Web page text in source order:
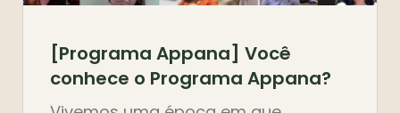
[Programa Appana] Você
conhece o Programa Appana?